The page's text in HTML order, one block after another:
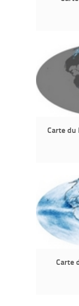
Carte du
Carte